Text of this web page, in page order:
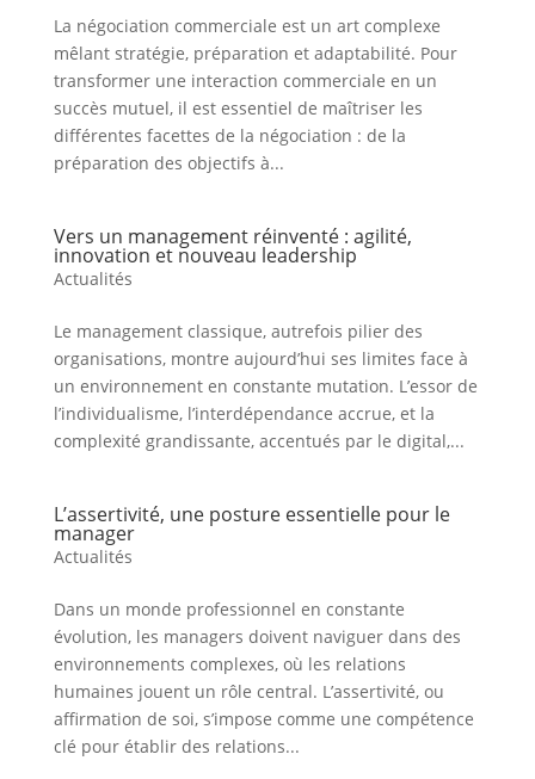
La négociation commerciale est un art complexe
mêlant stratégie, préparation et adaptabilité. Pour
transformer une interaction commerciale en un
succès mutuel, il est essentiel de maîtriser les
différentes facettes de la négociation : de la
préparation des objectifs à...
Vers un management réinventé : agilité,
innovation et nouveau leadership
Actualités
Le management classique, autrefois pilier des
organisations, montre aujourd’hui ses limites face à
un environnement en constante mutation. L’essor de
l’individualisme, l’interdépendance accrue, et la
complexité grandissante, accentués par le digital,...
L’assertivité, une posture essentielle pour le
manager
Actualités
Dans un monde professionnel en constante
évolution, les managers doivent naviguer dans des
environnements complexes, où les relations
humaines jouent un rôle central. L’assertivité, ou
affirmation de soi, s’impose comme une compétence
clé pour établir des relations...